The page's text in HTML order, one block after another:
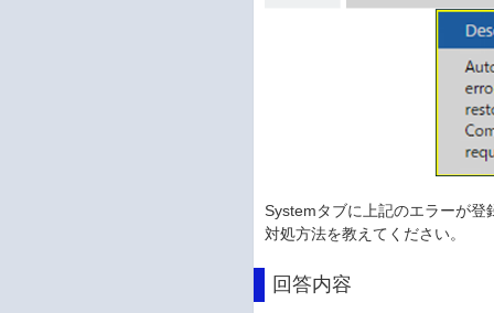
Systemタブに上記のエラーが登
対処方法を教えてください。
回答内容